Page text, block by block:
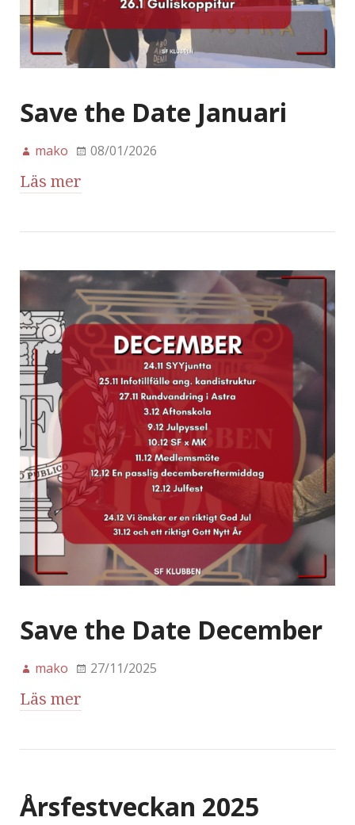
Save the Date Januari
mako 08/01/2026
Läs mer
Save the Date December
mako 27/11/2025
Läs mer
Årsfestveckan 2025